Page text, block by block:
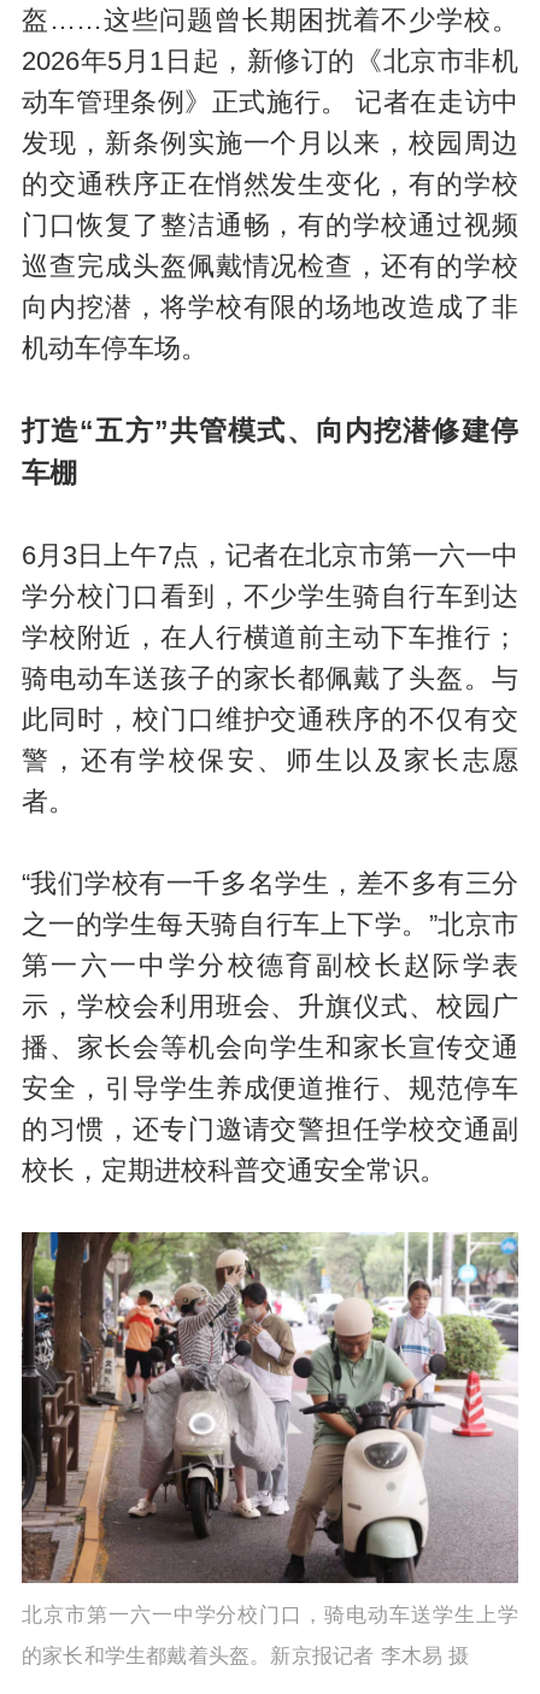
盔……这些问题曾长期困扰着不少学校。
2026年5月1日起，新修订的《北京市非机
动车管理条例》正式施行。 记者在走访中
发现，新条例实施一个月以来，校园周边
的交通秩序正在悄然发生变化，有的学校
门口恢复了整洁通畅，有的学校通过视频
巡查完成头盔佩戴情况检查，还有的学校
向内挖潜，将学校有限的场地改造成了非
机动车停车场。
打造“五方”共管模式、向内挖潜修建停
车棚
6月3日上午7点，记者在北京市第一六一中
学分校门口看到，不少学生骑自行车到达
学校附近，在人行横道前主动下车推行；
骑电动车送孩子的家长都佩戴了头盔。与
此同时，校门口维护交通秩序的不仅有交
警，还有学校保安、师生以及家长志愿
者。
“我们学校有一千多名学生，差不多有三分
之一的学生每天骑自行车上下学。”北京市
第一六一中学分校德育副校长赵际学表
示，学校会利用班会、升旗仪式、校园广
播、家长会等机会向学生和家长宣传交通
安全，引导学生养成便道推行、规范停车
的习惯，还专门邀请交警担任学校交通副
校长，定期进校科普交通安全常识。
北京市第一六一中学分校门口，骑电动车送学生上学
的家长和学生都戴着头盔。新京报记者 李木易 摄